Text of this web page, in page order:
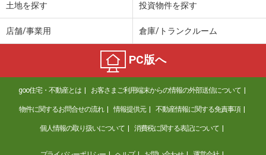
和歌山県紀の川市中三谷
4.85万円
住 所
和歌山県紀の川市中三谷
専有面積 58.86m²
間取り
2LDK
和歌山県和歌山市中之島
土地を探す 投資物件を探す
店舗/事業用 倉庫/トランクルーム
PC版へ
goo住宅・不動産とは お客さまご利用端末からの情報の外部送信について
物件に関するお問合せの流れ 情報提供元 不動産情報に関する免責事項
個人情報の取り扱いについて 消費税に関する表記について